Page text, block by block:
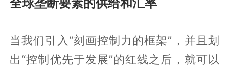
当我们引入“刻画控制力的框架”，并且划
出“控制优先于发展”的红线之后，就可以